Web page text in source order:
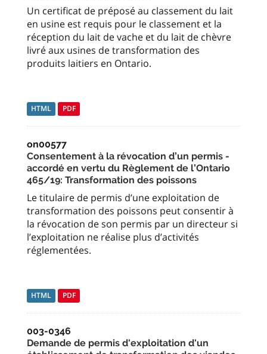
Un certificat de préposé au classement du lait
en usine est requis pour le classement et la
réception du lait de vache et du lait de chèvre
livré aux usines de transformation des
produits laitiers en Ontario.
HTML PDF
on00577
Consentement à la révocation d’un permis -
accordé en vertu du Règlement de l’Ontario
465/19: Transformation des poissons
Le titulaire de permis d’une exploitation de
transformation des poissons peut consentir à
la révocation de son permis par un directeur si
l’exploitation ne réalise plus d’activités
réglementées.
HTML PDF
003-0346
Demande de permis d'exploitation d'un